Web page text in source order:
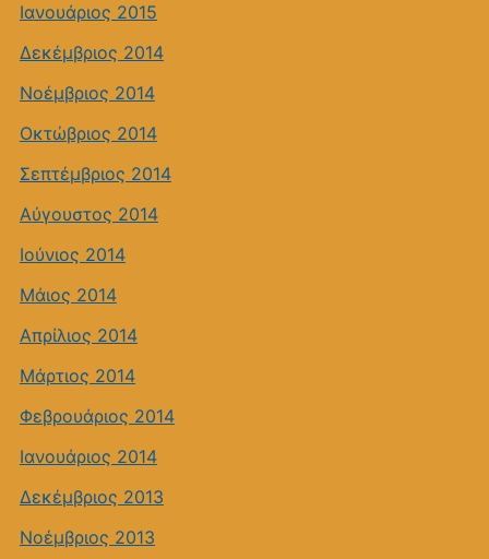
Ιανουάριος 2015
Δεκέμβριος 2014
Νοέμβριος 2014
Οκτώβριος 2014
Σεπτέμβριος 2014
Αύγουστος 2014
Ιούνιος 2014
Μάιος 2014
Απρίλιος 2014
Μάρτιος 2014
Φεβρουάριος 2014
Ιανουάριος 2014
Δεκέμβριος 2013
Νοέμβριος 2013